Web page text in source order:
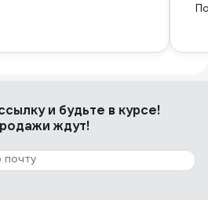
и будьте в курсе!
ждут!